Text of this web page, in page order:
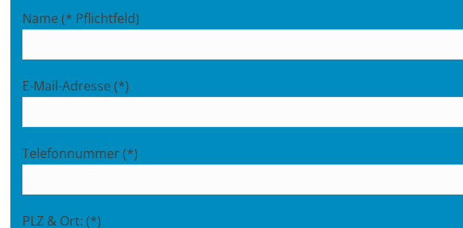
Name (* Pflichtfeld)
E-Mail-Adresse (*)
Telefonnummer (*)
PLZ & Ort: (*)